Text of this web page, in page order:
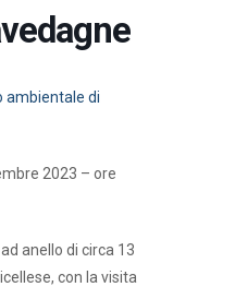
ambientale di
2023 – ore
anello di circa 13
con la visita